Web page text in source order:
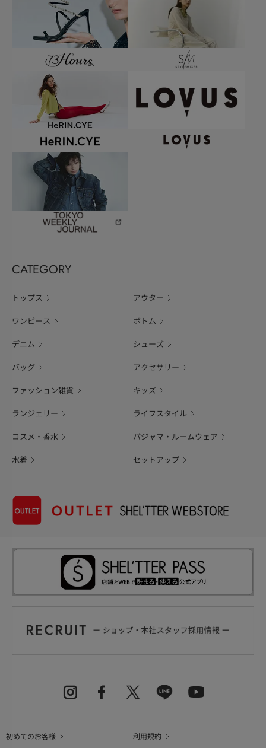
CATEGORY
トップス アウター
ワンピース ボトム
デニム シューズ
バッグ アクセサリー
ファッション雑貨 キッズ
ランジェリー ライフスタイル
コスメ・香水 パジャマ・ルームウェア
水着 セットアップ
初めてのお客様 利用規約